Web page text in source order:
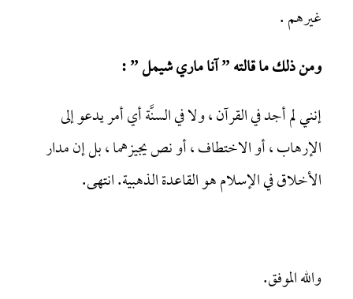
غيرهم .
ومن ذلك ما قالته ” آنا ماري شيمل ” :
إنني لم أجد في القرآن ، ولا في السنَّة أي أمر يدعو إلى
الإرهاب ، أو الاختطاف ، أو نص يجيزهما ، بل إن مدار
الأخلاق في الإسلام هو القاعدة الذهبية. انتهى.
والله الموفق.